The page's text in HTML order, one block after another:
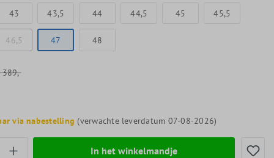
43 43,5 44 44,5 45 45,5
46,5 47 48
389,-
via nabestelling (verwachte leverdatum 07-08-2026)
Voer de gewenste
In het winkelmandje